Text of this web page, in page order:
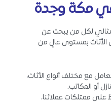
مكة وجدة
لكل من يبحث عن
بمستوى عالٍ من
مع مختلف أنواع الأثاث،
أو المكاتب.
على ممتلكات عملائنا،